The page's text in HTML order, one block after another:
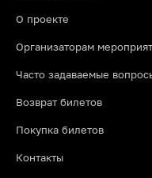
О проекте
Организаторам
Часто задаваемые
Возврат билетов
Покупка билетов
Контакты